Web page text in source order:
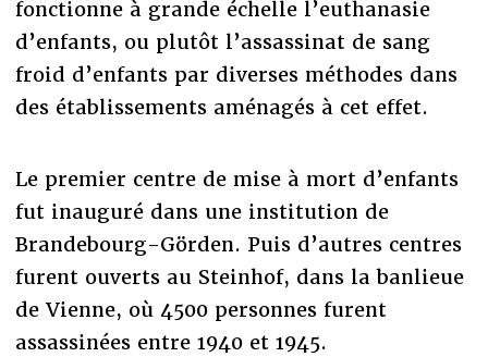
fonctionne à grande échelle l’euthanasie
d’enfants, ou plutôt l’assassinat de sang
froid d’enfants par diverses méthodes dans
des établissements aménagés à cet effet.
Le premier centre de mise à mort d’enfants
fut inauguré dans une institution de
Brandebourg-Görden. Puis d’autres centres
furent ouverts au Steinhof, dans la banlieue
de Vienne, où 4500 personnes furent
assassinées entre 1940 et 1945.